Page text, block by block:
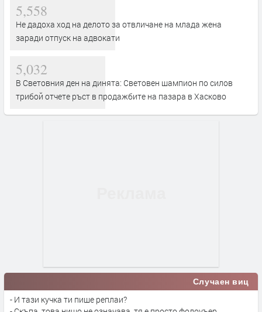
5,558
Не дадоха ход на делото за отвличане на млада жена
заради отпуск на адвокати
5,032
В Световния ден на динята: Световен шампион по силов
трибой отчете ръст в продажбите на пазара в Хасково
Случаен виц
- И тази кучка ти пише реплаи?